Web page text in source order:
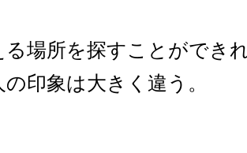
る場所を探すことができ
印象は大きく違う。